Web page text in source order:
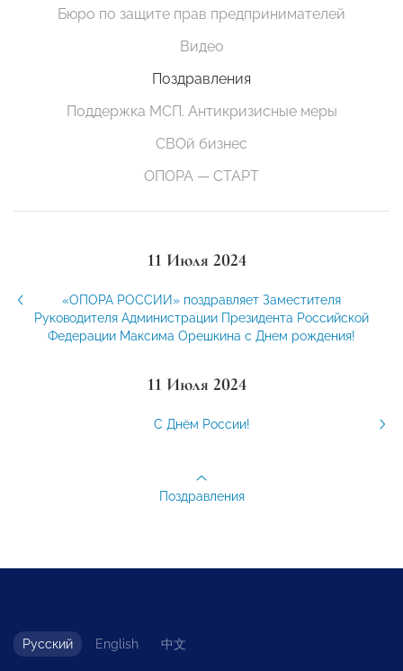
Бюро по защите прав предпринимателей
Видео
Поздравления
Поддержка МСП. Антикризисные меры
СВОй бизнес
ОПОРА — СТАРТ
11 Июля 2024
«ОПОРА РОССИИ» поздравляет Заместителя
Руководителя Администрации Президента Российской
Федерации Максима Орешкина с Днем рождения!
11 Июля 2024
С Днём России!
Поздравления
Русский English 中文